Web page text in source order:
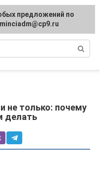
терапия
не только: почему
делать
предложений по